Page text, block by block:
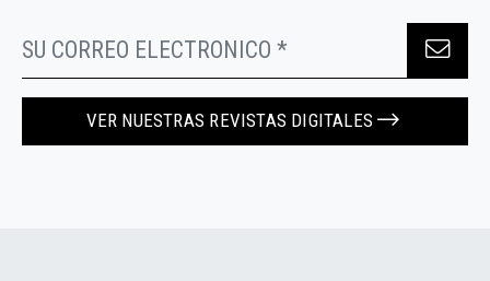
VER NUESTRAS REVISTAS DIGITALES